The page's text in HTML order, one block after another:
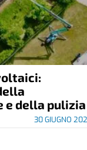
e della pulizia
30 GIUGNO